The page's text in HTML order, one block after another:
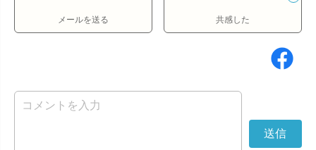
メールを送る 共感した